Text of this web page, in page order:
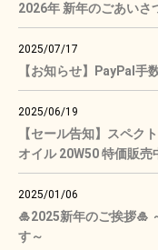
2026年 新年のごあいさ
2025/07/17
【お知らせ】PayPal手
2025/06/19
【セール告知】スペク
オイル 20W50 特価販売
2025/01/06
🎍2025新年のご挨拶🎍
す～